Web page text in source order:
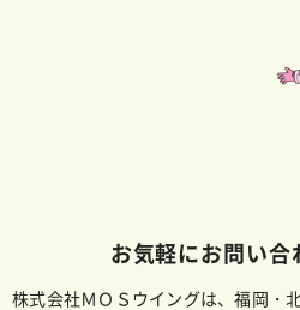
お気軽にお問い合
株式会社ＭＯＳウイングは、福岡・